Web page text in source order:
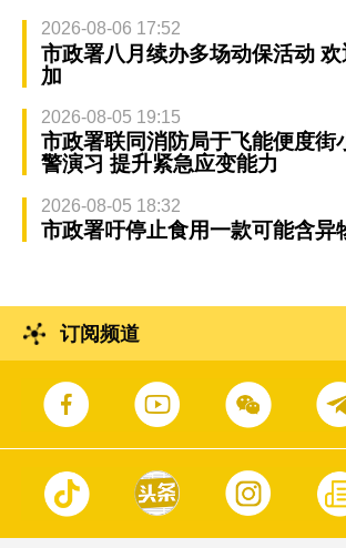
2026-08-06 17:52
市政署八月续办多场动保活动
加
2026-08-05 19:15
市政署联同消防局于飞能便度街
警演习 提升紧急应变能力
2026-08-05 18:32
市政署吁停止食用一款可能含异
订阅频道